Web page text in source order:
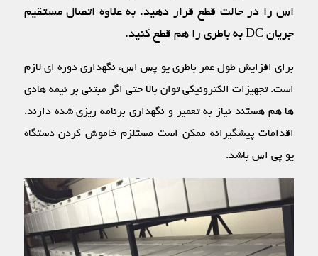
اس را در حالت قطع قرار دهید. به علاوه اتصال مستقیم
جریان DC به باطری را هم قطع کنید.
برای افزایش طول عمر باطری یو پس اس، نگهداری دوره ‏ای لازم
است. تجهیزات الکترونیکی توان بالا حتی اگر مبتنی بر نیمه ‏هادی‏
ها هم هستند نیاز به تعمیر و نگهداری برنامه ‏ریزی شده دارند.
اقدامات پیشگیرانه ممکن است مستلزم خاموش کردن دستگاه
یو پی اس باشد.